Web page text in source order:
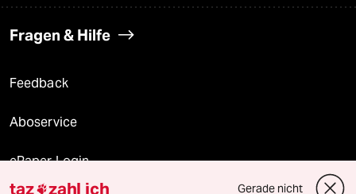
Fragen & Hilfe
Feedback
Aboservice
ePaper Login
taz zahl ich Gerade nicht